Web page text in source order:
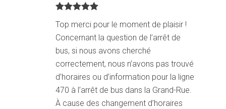
5
Top merci pour le moment de plaisir !
Concernant la question de l’arrêt de
bus, si nous avons cherché
correctement, nous n’avons pas trouvé
d’horaires ou d’information pour la ligne
470 à l’arrêt de bus dans la Grand-Rue.
À cause des changement d’horaires